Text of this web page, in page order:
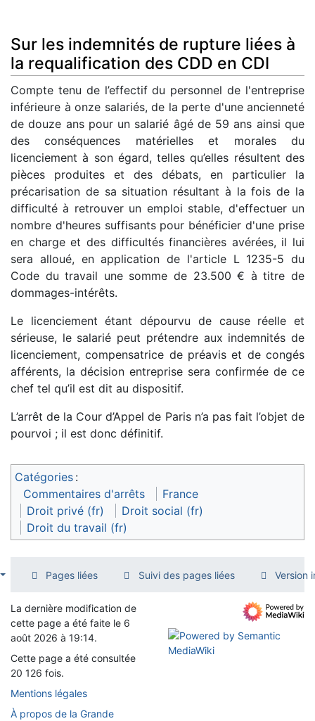
Sur les indemnités de rupture liées à
la requalification des CDD en CDI
Compte tenu de l’effectif du personnel de l'entreprise
inférieure à onze salariés, de la perte d'une ancienneté
de douze ans pour un salarié âgé de 59 ans ainsi que
des conséquences matérielles et morales du
licenciement à son égard, telles qu’elles résultent des
pièces produites et des débats, en particulier la
précarisation de sa situation résultant à la fois de la
difficulté à retrouver un emploi stable, d'effectuer un
nombre d'heures suffisants pour bénéficier d'une prise
en charge et des difficultés financières avérées, il lui
sera alloué, en application de l'article L 1235-5 du
Code du travail une somme de 23.500 € à titre de
dommages-intérêts.
Le licenciement étant dépourvu de cause réelle et
sérieuse, le salarié peut prétendre aux indemnités de
licenciement, compensatrice de préavis et de congés
afférents, la décision entreprise sera confirmée de ce
chef tel qu’il est dit au dispositif.
L’arrêt de la Cour d’Appel de Paris n’a pas fait l’objet de
pourvoi ; il est donc définitif.
Catégories :
Commentaires d'arrêts
France
Droit privé (fr)
Droit social (fr)
Droit du travail (fr)
Pages liées Suivi des pages liées Version
La dernière modification de
cette page a été faite le 6
août 2026 à 19:14.
Cette page a été consultée
20 126 fois.
Mentions légales
À propos de la Grande